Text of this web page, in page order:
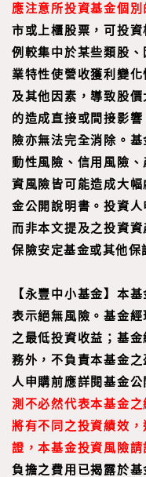
應注意所投資基金個
市或上櫃股票，可投
例較集中於某些類股
業特性使營收獲利變
及其他因素，導致股
的造成直接或間接影
險亦無法完全消除。
動性風險、信用風險
資風險皆可能造成大
金公開說明書。投資人
而非本文提及之投資
保險安定基金或其他保
【永豐中小基金】 本基
表示絕無風險。基金
之最低投資收益；基
務外，不負責本基金
人申購前應詳閱基金公
測不必然代表本基金之
將有不同之投資績效
證，本基金投資風險
負擔之費用已揭露於